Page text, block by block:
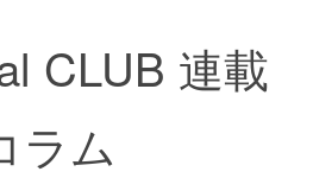
CLUB 連載
ラム